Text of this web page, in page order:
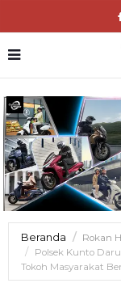
Beranda
Rokan
Polsek Kunto
Tokoh Masyarakat